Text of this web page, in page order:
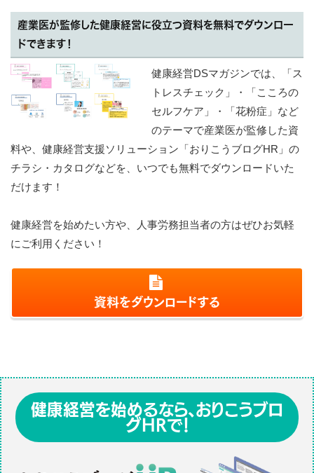
産業医が監修した健康経営に役立つ資料を無料でダウンロー
ドできます！
健康経営DSマガジンでは、「ス
トレスチェック」・「こころの
セルフケア」・「花粉症」など
のテーマで産業医が監修した資
料や、健康経営支援ソリューション「おりこうブログHR」の
チラシ・カタログなどを、いつでも無料でダウンロードいた
だけます！
健康経営を始めたい方や、人事労務担当者の方はぜひお気軽
にご利用ください！
資料をダウンロードする
健康経営を始めるなら、おりこうブロ
グHRで！